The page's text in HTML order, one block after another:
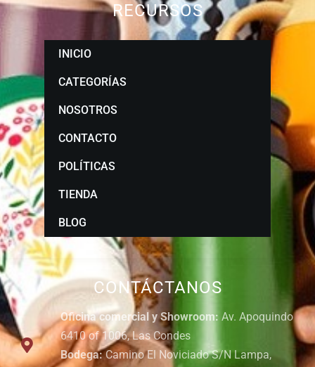
CONTÁCTANOS
Oficina comercial y Showroom: Av. Apoquindo
6410 of 1006, Las Condes
Bodega:Camino El Noviciado S/N Lampa,
RECURSOS
INICIO
CATEGORÍAS
NOSOTROS
CONTACTO
POLÍTICAS
TIENDA
BLOG